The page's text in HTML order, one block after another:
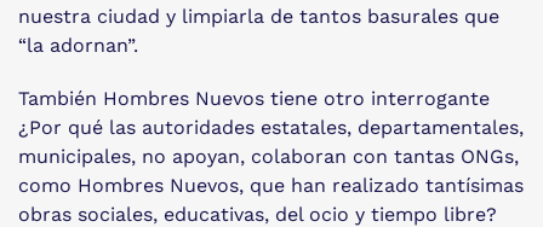
nuestra ciudad y limpiarla de tantos basurales que
“la adornan”.
También Hombres Nuevos tiene otro interrogante
¿Por qué las autoridades estatales, departamentales,
municipales, no apoyan, colaboran con tantas ONGs,
como Hombres Nuevos, que han realizado tantísimas
obras sociales, educativas, del ocio y tiempo libre?